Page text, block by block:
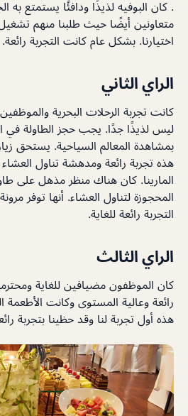
. كان البوفيه لذيذًا ودافئًا يستمتع به
متعاونين أيضًا حيث طلبنا منهم
اختيارنا. بشكل عام كانت التجربة رائعة.
الراي الثاني
كانت تجربة الرحلات البحرية
ليس لذيذًا جدًا. يجب حجز الطاولة في
بمشاهدة المعالم السياحية. يستحق
هذه تجربة رائعة ومدهشة تناول
المارينا. كان هناك منظر مذهل على
المحجوزة لتناول العشاء. أنها توفر
التجربة رائعة للغاية.
الراي الثالث
كان الموظفون مضيافين للغاية
رائعة وعالية المستوى وكانت الأطعمة
هذه أول تجربة لنا وقد حظينا بتجربة